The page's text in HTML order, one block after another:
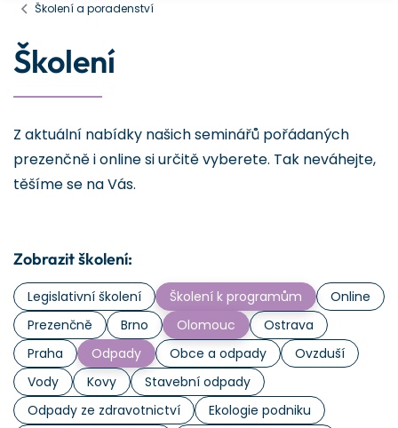
Školení a poradenství
Školení
Z aktuální nabídky našich seminářů pořádaných
prezenčně i online si určitě vyberete. Tak neváhejte,
těšíme se na Vás.
Zobrazit školení:
Legislativní školení Školení k programům
Online
Prezenčně
Brno Olomouc
Ostrava
Praha
Odpady Obce a odpady
Ovzduší
Vody
Kovy
Stavební odpady
Odpady ze zdravotnictví
Ekologie podniku